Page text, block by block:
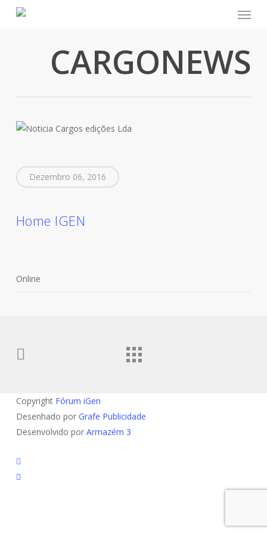
Menu
CARGONEWS
Dezembro 06, 2016
Home IGEN
Online
Copyright Fórum iGen
Desenhado por Grafe Publicidade
Desenvolvido por Armazém 3
linkedin
youtube